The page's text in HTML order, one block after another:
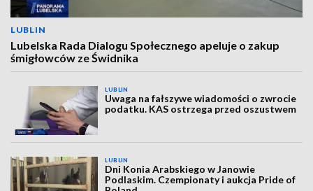
LUBLIN
Lubelska Rada Dialogu Społecznego apeluje o zakup
śmigłowców ze Świdnika
LUBLIN
Uwaga na fałszywe wiadomości o zwrocie
podatku. KAS ostrzega przed oszustwem
LUBLIN
Dni Konia Arabskiego w Janowie
Podlaskim. Czempionaty i aukcja Pride of